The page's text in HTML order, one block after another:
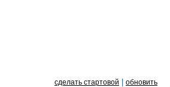
сделать стартовой обновить